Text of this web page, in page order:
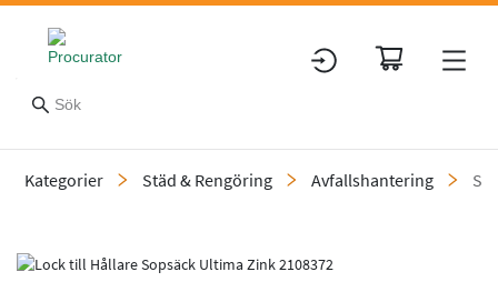
Kategorier Städ & Rengöring Avfallshantering
Slide 1 of 1